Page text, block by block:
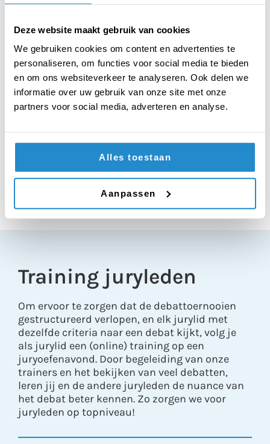
Deze website maakt gebruik van cookies
We gebruiken cookies om content en advertenties te
personaliseren, om functies voor social media te bieden
en om ons websiteverkeer te analyseren. Ook delen we
informatie over uw gebruik van onze site met onze
partners voor social media, adverteren en analyse.
Alles toestaan
Aanpassen
contact op permail.
Bibi Smaal
Jurycoördinator
Training juryleden
Om ervoor te zorgen dat de debattoernooien
gestructureerd verlopen, en elk jurylid met
dezelfde criteria naar een debat kijkt, volg je
als jurylid een (online) training op een
juryoefenavond. Door begeleiding van onze
trainers en het bekijken van veel debatten,
leren jij en de andere juryleden de nuance van
het debat beter kennen. Zo zorgen we voor
juryleden op topniveau!